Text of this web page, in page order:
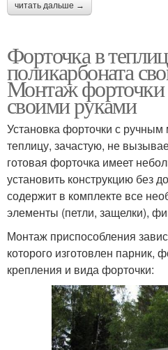
читать дальше →
Форточка в
поликарбоната
Монтаж форточки
своими руками
Установка форточки с
теплицу, зачастую, не
готовая форточка имеет
установить конструкцию без
содержит в комплекте все
элементы (петли, защелки),
Монтаж приспособления
которого изготовлен
крепления и вида форточки: